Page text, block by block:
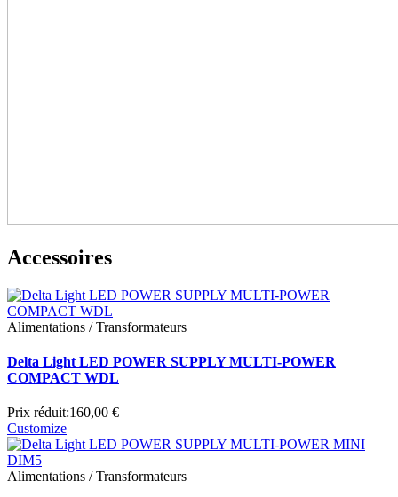
Accessoires
Alimentations / Transformateurs
Delta Light LED POWER SUPPLY MULTI-POWER
COMPACT WDL
Prix réduit:160,00 €
Customize
Alimentations / Transformateurs